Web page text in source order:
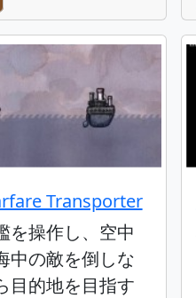
Transporter
を操作し、空中
中の敵を倒しな
目的地を目指す